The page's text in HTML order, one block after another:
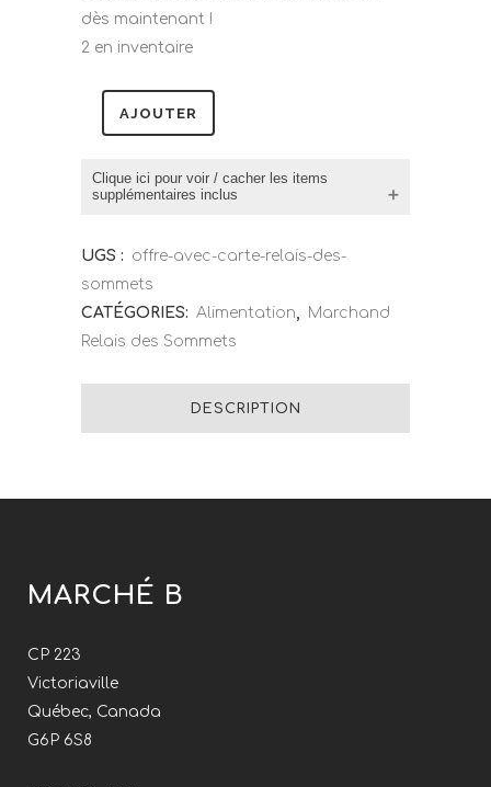
dès maintenant !
2 en inventaire
AJOUTER
Clique ici pour voir / cacher les items
supplémentaires inclus
chocolat (promo)
Bûchette de noël au sucre à la
crème (promo)
Ouverture de compte MLQ via
UGS : offre-avec-carte-relais-des-
sommets
CATÉGORIES: Alimentation, Marchand
Relais des Sommets
DESCRIPTION
MARCHÉ B
CP 223
Victoriaville
Québec, Canada
G6P 6S8